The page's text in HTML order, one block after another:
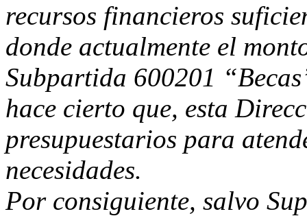
recursos financieros
donde actualmente el
Subpartida 600201
hace cierto que, esta
presupuestarios para
necesidades.
Por consiguiente, salvo